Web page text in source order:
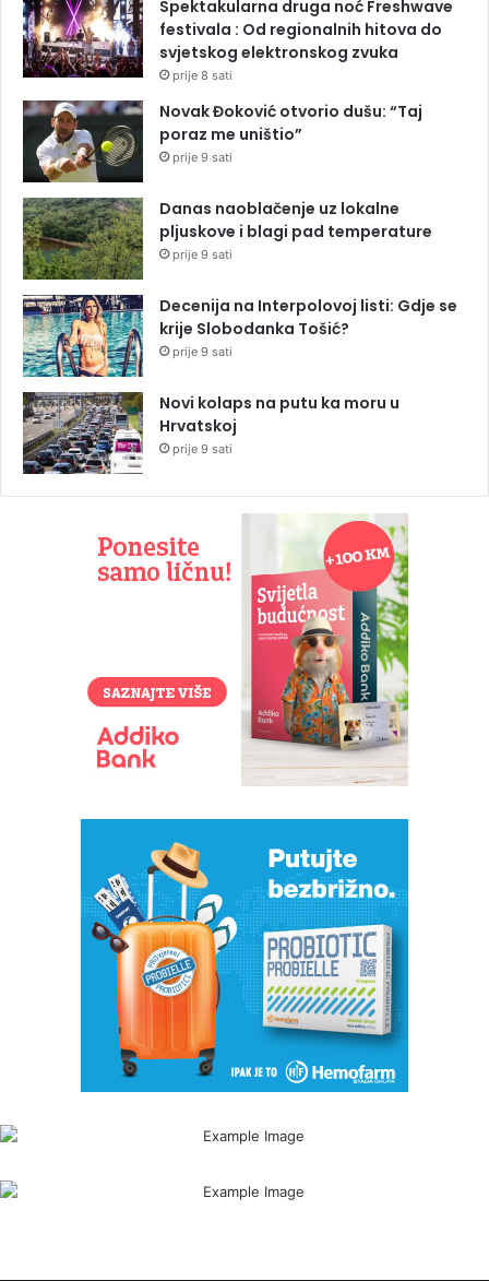
Spektakularna druga noć Freshwave
festivala : Od regionalnih hitova do
svjetskog elektronskog zvuka
prije 8 sati
Novak Đoković otvorio dušu: “Taj
poraz me uništio”
prije 9 sati
Danas naoblačenje uz lokalne
pljuskove i blagi pad temperature
prije 9 sati
Decenija na Interpolovoj listi: Gdje se
krije Slobodanka Tošić?
prije 9 sati
Novi kolaps na putu ka moru u
Hrvatskoj
prije 9 sati